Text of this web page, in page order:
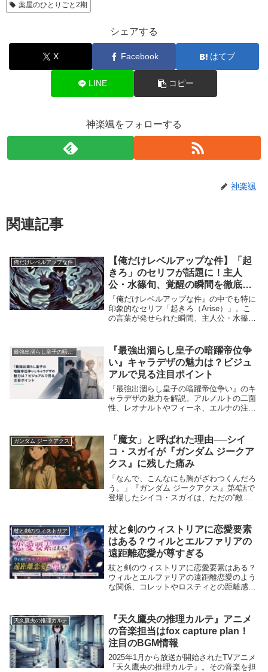
薬屋のひとりごと2期
シェアする
X Facebook はてブ
LINE コピー
神楽颯をフォローする
神楽颯
関連記事
俺だけレベルアップな件
【俺だけレベルアップな件】「起
きろ」のセリフが話題に！主人
公・水篠旬、覚醒の瞬間を徹底解
説
『俺だけレベルアップな件』の中でも特に
印象的なセリフ「起きろ（Arise）」。こ
の言葉が発せられた瞬間、主人公・水篠旬
を劇的に進化させることとなります。今回
は、この...
最強出涸らし皇子の暗躍帝位争い
『最強出涸らし皇子の暗躍帝位争
い』キャラデザの魅力は？ビジュ
アルで見る注目ポイント
『最強出涸らし皇子の暗躍帝位争い』のキ
ャラデザの魅力を解説。アルノルトの二面
性、レオナルトやフィーネ、エルナの注目
す。
ガンダム ジークアクス
「魔女」と呼ばれた理由──シイ
コ・スガイが『ガンダム ジークア
クス』に残した痛み
「なんで、こんなにも胸がざわつくんだろ
う。」『ガンダム ジークアクス』第4話で
登場したシイコ・スガイは、ただの“敵キ
だ。正体不明の女パイロット。だけど、そ
の一撃一撃...
杖と剣のウィストリア
杖と剣のウィストリアに恋愛要素
はある？ウィルとエルファリアの
遠距離恋愛が尊すぎる
杖と剣のウィストリアに恋愛要素はある？
ウィルとエルファリアの遠距離恋愛のよう
な関係、コレットやロスティとの距離感、
天久鷹央の推理カルテ
『天久鷹央の推理カルテ』アニメ
の音楽担当はfox capture plan！
注目のBGM情報
2025年1月から放送が開始されたTVアニメ
『天久鷹央の推理カルテ』。その音楽を担